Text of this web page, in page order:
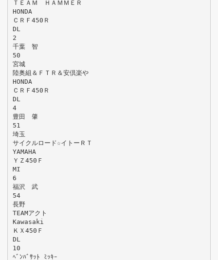
ＴＥＡＭ ＨＡＭＭＥＲ
HONDA
ＣＲＦ450Ｒ
DL
2
千葉 智
50
宮城
陸奥組＆ＦＴＲ＆安倶楽や
HONDA
ＣＲＦ450Ｒ
DL
4
豊田 肇
51
埼玉
サイクルロード☆イトーＲＴ
YAMAHA
ＹＺ450Ｆ
MI
6
福沢 武
54
長野
TEAMアクト
Kawasaki
ＫＸ450Ｆ
DL
10
ﾍﾞﾝﾊﾞｻｯﾄ ﾐｯｷｰ